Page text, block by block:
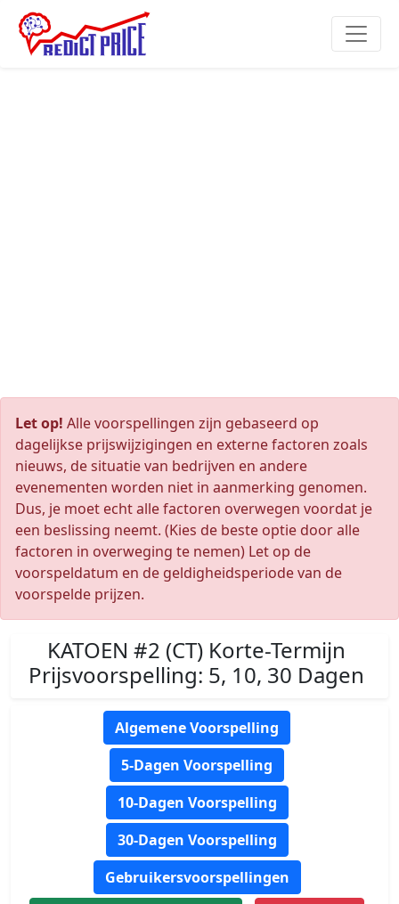
Let op! Alle voorspellingen zijn gebaseerd op
dagelijkse prijswijzigingen en externe factoren zoals
nieuws, de situatie van bedrijven en andere
evenementen worden niet in aanmerking genomen.
Dus, je moet echt alle factoren overwegen voordat je
een beslissing neemt. (Kies de beste optie door alle
factoren in overweging te nemen) Let op de
voorspeldatum en de geldigheidsperiode van de
voorspelde prijzen.
KATOEN #2 (CT) Korte-Termijn
Prijsvoorspelling: 5, 10, 30 Dagen
Algemene Voorspelling
5-Dagen Voorspelling
10-Dagen Voorspelling
30-Dagen Voorspelling
Gebruikersvoorspellingen